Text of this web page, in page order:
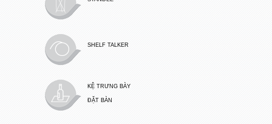
SHELF TALKER
KỆ TRƯNG BÀY
ĐẶT BÀN